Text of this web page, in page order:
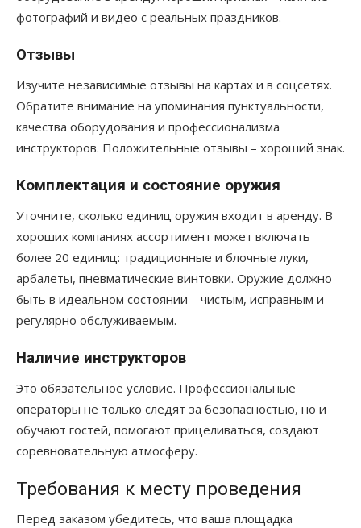
фотографий и видео с реальных праздников.
Отзывы
Изучите независимые отзывы на картах и в соцсетях.
Обратите внимание на упоминания пунктуальности,
качества оборудования и профессионализма
инструкторов. Положительные отзывы – хороший знак.
Комплектация и состояние оружия
Уточните, сколько единиц оружия входит в аренду. В
хороших компаниях ассортимент может включать
более 20 единиц: традиционные и блочные луки,
арбалеты, пневматические винтовки. Оружие должно
быть в идеальном состоянии – чистым, исправным и
регулярно обслуживаемым.
Наличие инструкторов
Это обязательное условие. Профессиональные
операторы не только следят за безопасностью, но и
обучают гостей, помогают прицеливаться, создают
соревновательную атмосферу.
Требования к месту проведения
Перед заказом убедитесь, что ваша площадка